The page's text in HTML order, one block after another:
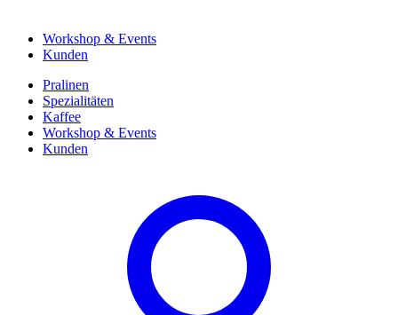
Workshop & Events
Kunden
Pralinen
Spezialitäten
Kaffee
Workshop & Events
Kunden